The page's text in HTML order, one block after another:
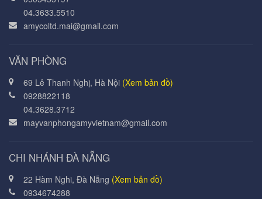
04.3633.5510
amycoltd.mai@gmail.com
VĂN PHÒNG
69 Lê Thanh Nghị, Hà Nội (Xem bản đồ)
0928822118
04.3628.3712
mayvanphongamyvietnam@gmail.com
CHI NHÁNH ĐÀ NẴNG
22 Hàm Nghi, Đà Nẵng (Xem bản đồ)
0934674288